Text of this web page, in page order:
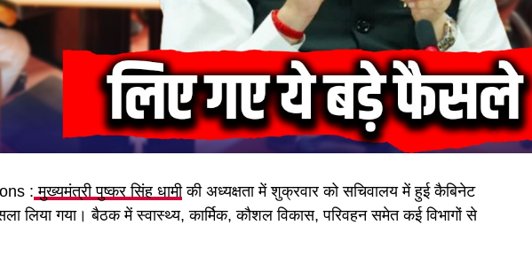
: मुख्यमंत्री पुष्कर सिंह धामीकी अध्यक्षता में शुक्रवार को सचिवालय में हुई कैबिनेट
लिया गया। बैठक में स्वास्थ्य, कार्मिक, कौशल विकास, परिवहन समेत कई विभागों से